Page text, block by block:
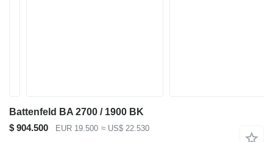
Battenfeld BA 2700 / 1900 BK
$ 904.500
EUR 19.500 ≈ US$ 22.530